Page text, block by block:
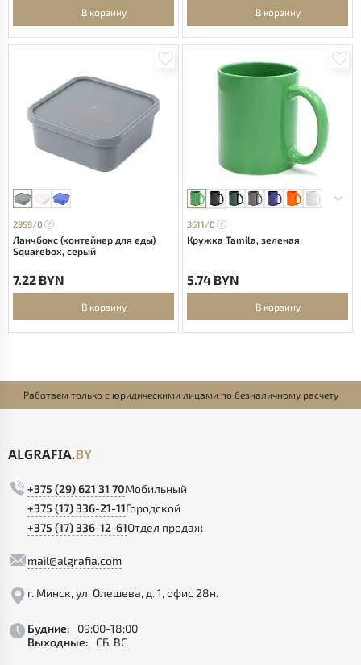
В корзину В корзину
2959/0
Ланчбокс (контейнер для еды)
Squarebox, серый
7.22 BYN
В корзину
3611/0
Кружка Tamila, зеленая
5.74 BYN
В корзину
Работаем только с юридическими лицами по безналичному расчету
+375 (29) 621 31 70Мобильный
+375 (17) 336-21-11Городской
+375 (17) 336-12-61Отдел продаж
mail@algrafia.com
г. Минск, ул. Олешева, д. 1, офис 28н.
Будние:
09:00-18:00
Выходные: СБ, ВС